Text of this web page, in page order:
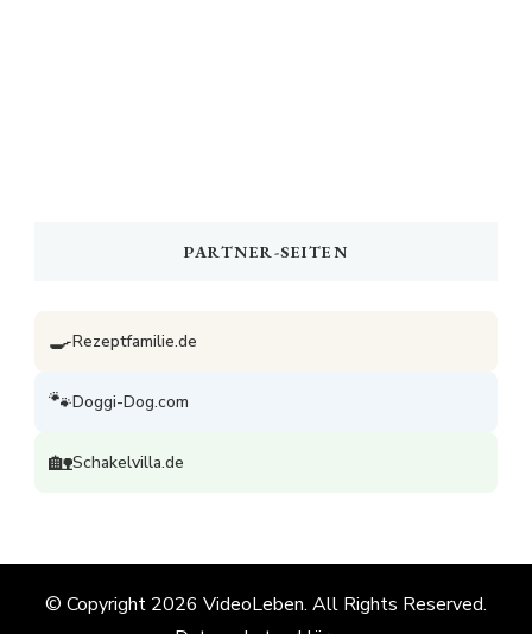
PARTNER-SEITEN
🍳Rezeptfamilie.de
🐾Doggi-Dog.com
🏡Schakelvilla.de
© Copyright 2026 VideoLeben. All Rights Reserved.